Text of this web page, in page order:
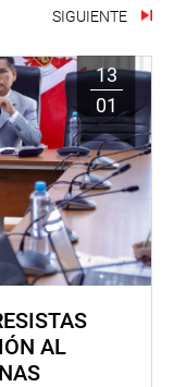
SIGUIENTE
13
01
AL